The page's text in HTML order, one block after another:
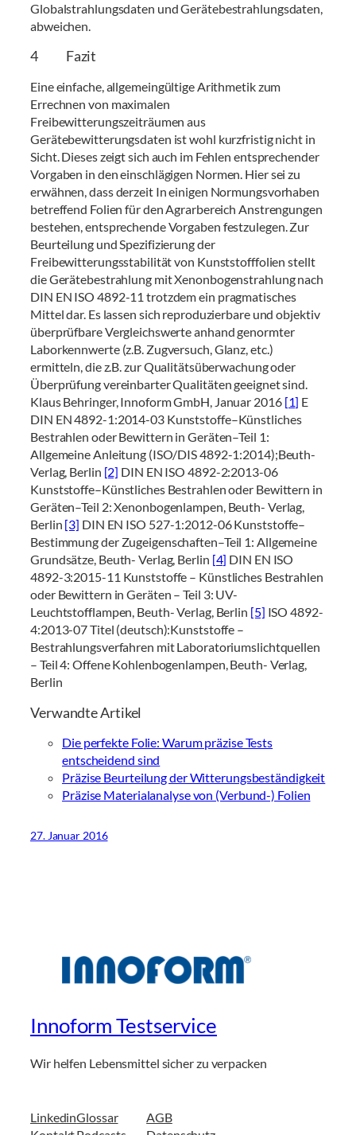
Globalstrahlungsdaten und Gerätebestrahlungsdaten,
abweichen.
4 Fazit
Eine einfache, allgemeingültige Arithmetik zum
Errechnen von maximalen
Freibewitterungszeiträumen aus
Gerätebewitterungsdaten ist wohl kurzfristig nicht in
Sicht. Dieses zeigt sich auch im Fehlen entsprechender
Vorgaben in den einschlägigen Normen. Hier sei zu
erwähnen, dass derzeit In einigen Normungsvorhaben
betreffend Folien für den Agrarbereich Anstrengungen
bestehen, entsprechende Vorgaben festzulegen. Zur
Beurteilung und Spezifizierung der
Freibewitterungsstabilität von Kunststofffolien stellt
die Gerätebestrahlung mit Xenonbogenstrahlung nach
DIN EN ISO 4892-11 trotzdem ein pragmatisches
Mittel dar. Es lassen sich reproduzierbare und objektiv
überprüfbare Vergleichswerte anhand genormter
Laborkennwerte (z.B. Zugversuch, Glanz, etc.)
ermitteln, die z.B. zur Qualitätsüberwachung oder
Überprüfung vereinbarter Qualitäten geeignet sind.
Klaus Behringer, Innoform GmbH, Januar 2016 [1] E
DIN EN 4892-1:2014-03 Kunststoffe–Künstliches
Bestrahlen oder Bewittern in Geräten–Teil 1:
Allgemeine Anleitung (ISO/DIS 4892-1:2014);Beuth-
Verlag, Berlin [2] DIN EN ISO 4892-2:2013-06
Kunststoffe–Künstliches Bestrahlen oder Bewittern in
Geräten–Teil 2: Xenonbogenlampen, Beuth- Verlag,
Berlin [3] DIN EN ISO 527-1:2012-06 Kunststoffe–
Bestimmung der Zugeigenschaften–Teil 1: Allgemeine
Grundsätze, Beuth- Verlag, Berlin [4] DIN EN ISO
4892-3:2015-11 Kunststoffe – Künstliches Bestrahlen
oder Bewittern in Geräten – Teil 3: UV-
Leuchtstofflampen, Beuth- Verlag, Berlin [5] ISO 4892-
4:2013-07 Titel (deutsch):Kunststoffe –
Bestrahlungsverfahren mit Laboratoriumslichtquellen
– Teil 4: Offene Kohlenbogenlampen, Beuth- Verlag,
Berlin
Verwandte Artikel
Die perfekte Folie: Warum präzise Tests
entscheidend sind
Präzise Beurteilung der Witterungsbeständigkeit
Präzise Materialanalyse von (Verbund-) Folien
27. Januar 2016
Innoform Testservice
Wir helfen Lebensmittel sicher zu verpacken
LinkedinGlossar
AGB